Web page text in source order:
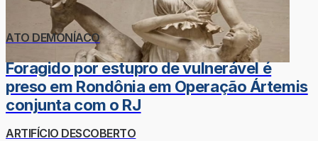
ATO DEMONÍACO
Foragido por estupro de vulnerável é
preso em Rondônia em Operação Ártemis
conjunta com o RJ
ARTIFÍCIO DESCOBERTO